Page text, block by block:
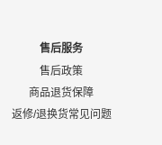
售后服务
售后政策
商品退货保障
返修/退换货常见问题